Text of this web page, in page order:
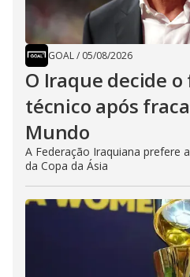
GOAL/ 05/08/2026
O Iraque decide
técnico após
Mundo
A Federação Iraquiana prefere
da Copa da Ásia